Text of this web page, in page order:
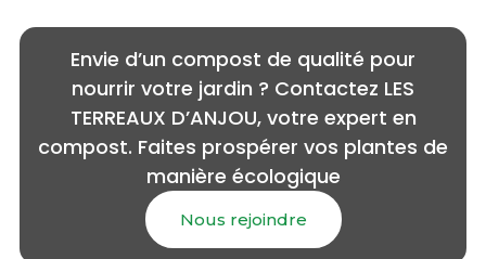
Envie d’un compost de qualité pour
nourrir votre jardin ? Contactez LES
TERREAUX D’ANJOU, votre expert en
compost. Faites prospérer vos plantes de
manière écologique
Nous rejoindre